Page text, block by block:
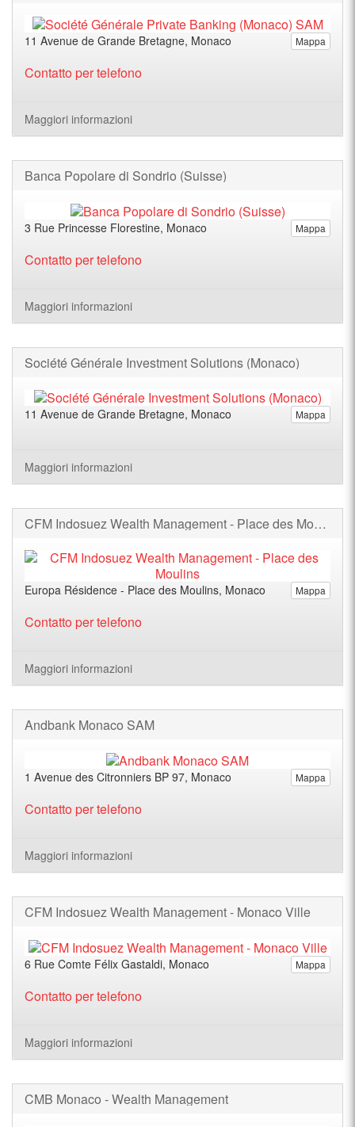
Mappa
11 Avenue de Grande Bretagne, Monaco
Contatto per telefono
Maggiori informazioni
Banca Popolare di Sondrio (Suisse)
Mappa
3 Rue Princesse Florestine, Monaco
Contatto per telefono
Maggiori informazioni
Société Générale Investment Solutions (Monaco)
Mappa
11 Avenue de Grande Bretagne, Monaco
Maggiori informazioni
CFM Indosuez Wealth Management - Place des Moulins
Mappa
Europa Résidence - Place des Moulins, Monaco
Contatto per telefono
Maggiori informazioni
Andbank Monaco SAM
Mappa
1 Avenue des Citronniers BP 97, Monaco
Contatto per telefono
Maggiori informazioni
CFM Indosuez Wealth Management - Monaco Ville
Mappa
6 Rue Comte Félix Gastaldi, Monaco
Contatto per telefono
Maggiori informazioni
CMB Monaco - Wealth Management